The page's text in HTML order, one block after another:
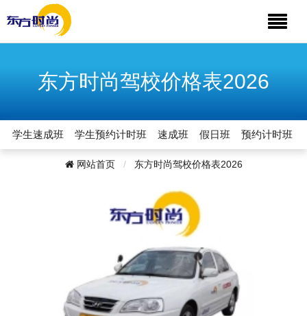
东方时尚驾校价格表2026
学生速成班 学生预约计时班 速成班 假日班 预约计时班
网站首页 东方时尚驾校价格表2026